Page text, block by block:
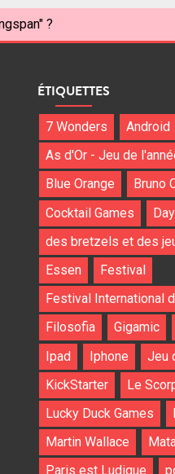
?
ÉTIQUETTES
7 Wonders Android
As d'Or - Jeu de
Blue Orange
Bruno
Cocktail Games
des bretzels et des
Essen
Festival
Festival International
Filosofia
Gigamic
Ipad
Iphone Jeu
KickStarter
Le
Lucky Duck Games
Martin Wallace
Paris est Ludique